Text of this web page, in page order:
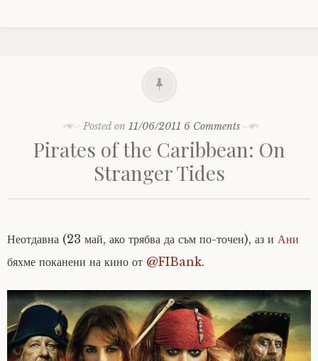
Posted on 11/06/2011 6 Comments
Pirates of the Caribbean: On
Stranger Tides
Неотдавна (23 май, ако трябва да съм по-точен), аз и Ани
бяхме поканени на кино от @FIBank.